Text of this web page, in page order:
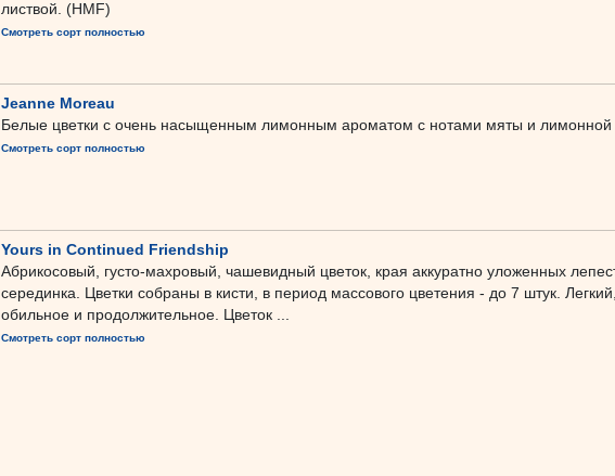
листвой. (HMF)
Смотреть сорт полностью
Jeanne Moreau
Белые цветки с очень насыщенным лимонным ароматом с нотами мяты и лимонной
Смотреть сорт полностью
Yours in Continued Friendship
Абрикосовый, густо-махровый, чашевидный цветок, края аккуратно уложенных
серединка. Цветки собраны в кисти, в период массового цветения - до 7 штук.
обильное и продолжительное. Цветок ...
Смотреть сорт полностью